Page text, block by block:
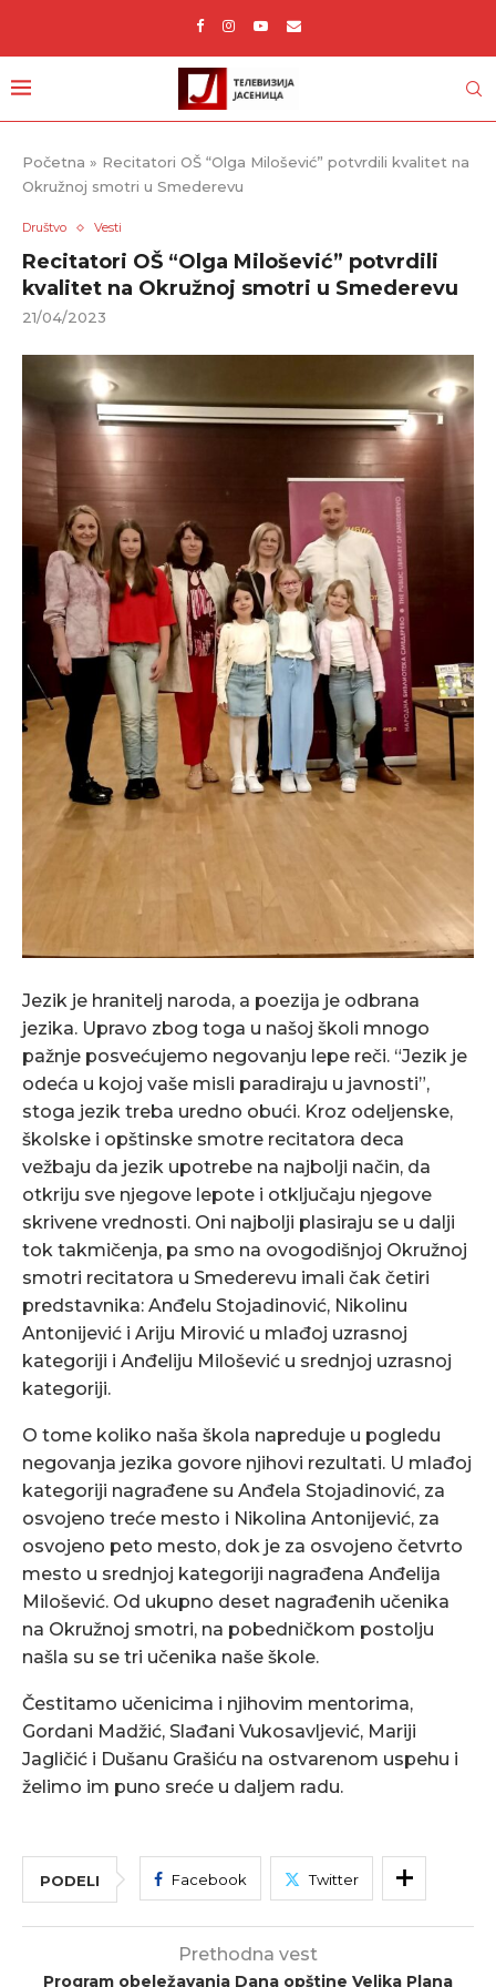
Početna » Recitatori OŠ “Olga Milošević” potvrdili kvalitet na
Okružnoj smotri u Smederevu
Društvo Vesti
Recitatori OŠ “Olga Milošević” potvrdili
kvalitet na Okružnoj smotri u Smederevu
21/04/2023
Jezik je hranitelj naroda, a poezija je odbrana
jezika. Upravo zbog toga u našoj školi mnogo
pažnje posvećujemo negovanju lepe reči. “Jezik je
odeća u kojoj vaše misli paradiraju u javnosti”,
stoga jezik treba uredno obući. Kroz odeljenske,
školske i opštinske smotre recitatora deca
vežbaju da jezik upotrebe na najbolji način, da
otkriju sve njegove lepote i otključaju njegove
skrivene vrednosti. Oni najbolji plasiraju se u dalji
tok takmičenja, pa smo na ovogodišnjoj Okružnoj
smotri recitatora u Smederevu imali čak četiri
predstavnika: Anđelu Stojadinović, Nikolinu
Antonijević i Ariju Mirović u mlađoj uzrasnoj
kategoriji i Anđeliju Milošević u srednjoj uzrasnoj
kategoriji.
O tome koliko naša škola napreduje u pogledu
negovanja jezika govore njihovi rezultati. U mlađoj
kategoriji nagrađene su Anđela Stojadinović, za
osvojeno treće mesto i Nikolina Antonijević, za
osvojeno peto mesto, dok je za osvojeno četvrto
mesto u srednjoj kategoriji nagrađena Anđelija
Milošević. Od ukupno deset nagrađenih učenika
na Okružnoj smotri, na pobedničkom postolju
našla su se tri učenika naše škole.
Čestitamo učenicima i njihovim mentorima,
Gordani Madžić, Slađani Vukosavljević, Mariji
Jagličić i Dušanu Grašiću na ostvarenom uspehu i
želimo im puno sreće u daljem radu.
PODELI Facebook Twitter
Prethodna vest
Program obeležavanja Dana opštine Velika Plana